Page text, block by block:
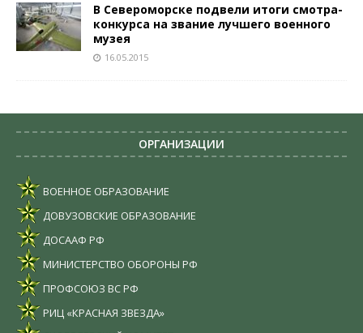
В Североморске подвели итоги смотра-
конкурса на звание лучшего военного
музея
16.05.2015
ОРГАНИЗАЦИИ
ВОЕННОЕ ОБРАЗОВАНИЕ
ДОВУЗОВСКИЕ ОБРАЗОВАНИЕ
ДОСААФ РФ
МИНИСТЕРСТВО ОБОРОНЫ РФ
ПРОФСОЮЗ ВС РФ
РИЦ «КРАСНАЯ ЗВЕЗДА»